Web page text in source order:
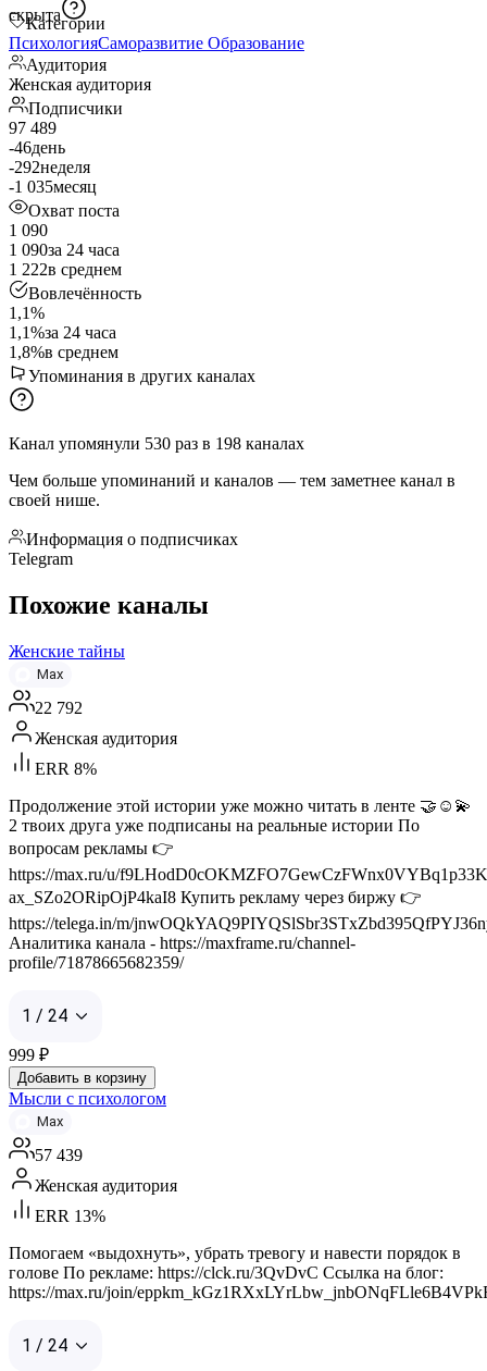
скрыта
Категории
ПсихологияСаморазвитие Образование
Аудитория
Женская аудитория
Подписчики
97 489
-46день
-292неделя
-1 035месяц
Охват поста
1 090
1 090за 24 часа
1 222в среднем
Вовлечённость
1,1%
1,1%за 24 часа
1,8%в среднем
Упоминания в других каналах
Канал упомянули 530 раз в 198 каналах
Чем больше упоминаний и каналов — тем заметнее канал в
своей нише.
Информация о подписчиках
Telegram
Похожие каналы
Женские тайны
Max
22 792
Женская аудитория
ERR 8%
Продолжение этой истории уже можно читать в ленте 🤝☺️💫
2 твоих друга уже подписаны на реальные истории По
вопросам рекламы 👉
https://max.ru/u/
ax_SZo2ORipOjP4kaI8 Купить рекламу через биржу 👉
https://telega.in/m/
Аналитика канала - https://maxframe.ru/channel-
profile/71878665682359/
1 / 24
999 ₽
Добавить в корзину
Мысли с психологом
Max
57 439
Женская аудитория
ERR 13%
Помогаем «выдохнуть», убрать тревогу и навести порядок в
голове По рекламе: https://clck.ru/3QvDvC Ссылка на блог:
https://max.ru/join/
1 / 24